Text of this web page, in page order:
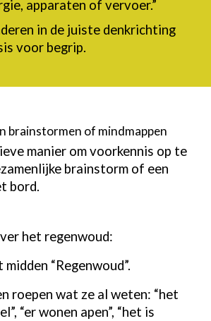
apparaten of vervoer.”
in de juiste denkrichting
voor begrip.
brainstormen of mindmappen
manier om voorkennis op te
brainstorm of een
bord.
het regenwoud:
“Regenwoud”.
roepen wat ze al weten: “het
“er wonen apen”, “het is